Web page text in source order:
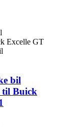
bil
til Buick